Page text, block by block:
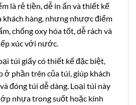
là rẻ tiền, dễ in ấn và thiết kế
khách hàng, nhưng nhược điểm
chống oxy hóa tốt, dễ rách và
xúc với nước.
túi giấy có thiết kế đặc biệt,
ở phần trên của túi, giúp khách
đóng túi dễ dàng. Loại túi này
nhựa trong suốt hoặc kính